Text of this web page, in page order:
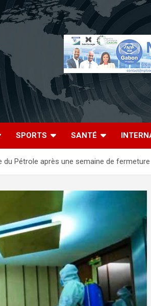
SPORTS SANTÉ
du Pétrole après une semaine de fermeture